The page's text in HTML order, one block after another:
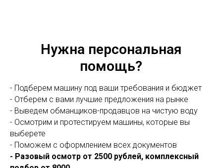
Нужна персональная
помощь?
- Подберем машину под ваши требования и бюджет
- Отберем с вами лучшие предложения на рынке
- Выведем обманщиков-продавцов на чистую воду
- Осмотрим и протестируем машины, которые вы
выберете
- Поможем с оформлением всех документов
- Разовый осмотр от 2500 рублей, комплексный